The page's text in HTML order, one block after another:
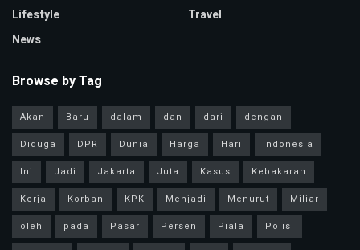
Lifestyle
News
Travel
Browse by Tag
Akan Baru dalam dan dari
dengan
Diduga
DPR Dunia Harga Hari
Indonesia
Ini
Jadi Jakarta Juta Kasus
Kebakaran
Kerja
Korban KPK Menjadi Menurut
Miliar
oleh
pada Pasar Persen Piala
Polisi